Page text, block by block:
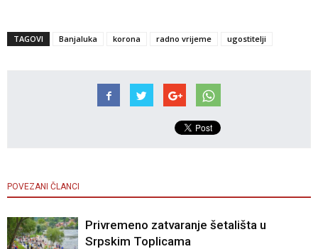
TAGOVI Banjaluka korona radno vrijeme ugostitelji
POVEZANI ČLANCI
Privremeno zatvaranje šetališta u
Srpskim Toplicama